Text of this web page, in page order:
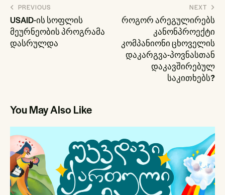
პოსტის
ნავიგაცია
PREVIOUS
USAID-ის სოფლის
მეურნეობის პროგრამა
დასრულდა
NEXT
როგორ არეგულირებს
კანონპროექტი
კომპანიონი ცხოველის
დაკარგვა-პოვნასთან
დაკავშირებულ
საკითხებს?
You May Also Like